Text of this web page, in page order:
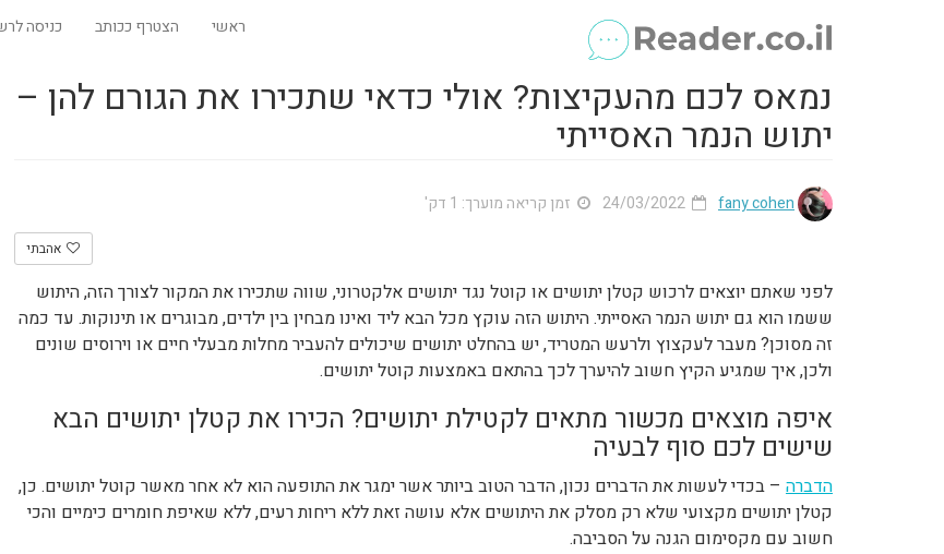
ראשי הצטרף ככותב כניסה
נמאס לכם מהעקיצות? אולי כדאי שתכירו את הגורם להן –
יתוש הנמר האסייתי
fany cohen זמן קריאה מוערך: 1 דק'
אהבתי
לפני שאתם יוצאים לרכוש קטלן יתושים או קוטל נגד יתושים אלקטרוני, שווה שתכירו את המקור לצורך הזה, היתוש
ששמו הוא גם יתוש הנמר האסייתי. היתוש הזה עוקץ מכל הבא ליד ואינו מבחין בין ילדים, מבוגרים או תינוקות. עד כמה
זה מסוכן? מעבר לעקצוץ ולרעש המטריד, יש בהחלט יתושים שיכולים להעביר מחלות מבעלי חיים או וירוסים שונים
ולכן, איך שמגיע הקיץ חשוב להיערך לכך בהתאם באמצעות קוטל יתושים.
איפה מוצאים מכשור מתאים לקטילת יתושים? הכירו את קטלן יתושים הבא
שישים לכם סוף לבעיה
הדברה – בכדי לעשות את הדברים נכון, הדבר הטוב ביותר אשר ימגר את התופעה הוא לא אחר מאשר קוטל יתושים. כן,
קטלן יתושים מקצועי שלא רק מסלק את היתושים אלא עושה זאת ללא ריחות רעים, ללא שאיפת חומרים כימיים והכי
חשוב עם מקסימום הגנה על הסביבה.